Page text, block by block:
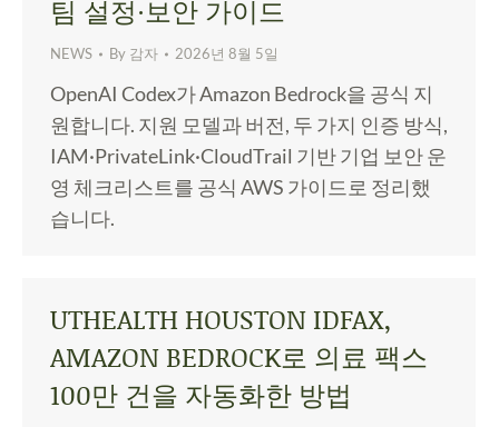
팀 설정·보안 가이드
NEWS By 감자 2026년 8월 5일
OpenAI Codex가 Amazon Bedrock을 공식 지
원합니다. 지원 모델과 버전, 두 가지 인증 방식,
IAM·PrivateLink·CloudTrail 기반 기업 보안 운
영 체크리스트를 공식 AWS 가이드로 정리했
습니다.
UTHEALTH HOUSTON IDFAX,
AMAZON BEDROCK로 의료 팩스
100만 건을 자동화한 방법